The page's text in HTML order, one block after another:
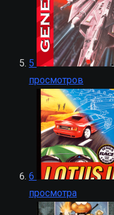
5
просмотров
6
просмотра